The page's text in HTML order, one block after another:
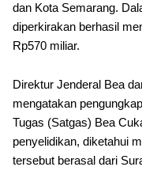
dan Kota Semarang.
diperkirakan berhasil
Rp570 miliar.
Direktur Jenderal Bea
mengatakan
Tugas (Satgas) Bea
penyelidikan, diketahui
tersebut berasal dari